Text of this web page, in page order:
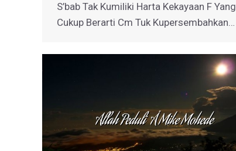
S’bab Tak Kumiliki Harta Kekayaan F Yang
Cukup Berarti Cm Tuk Kupersembahkan…